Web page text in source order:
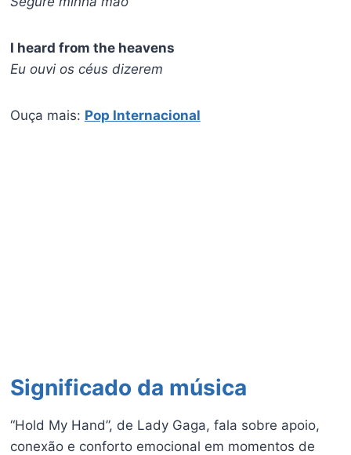
I heard from the heavens
Eu ouvi os céus dizerem
Ouça mais: Pop Internacional
Significado da música
“Hold My Hand”, de Lady Gaga, fala sobre apoio,
conexão e conforto emocional em momentos de